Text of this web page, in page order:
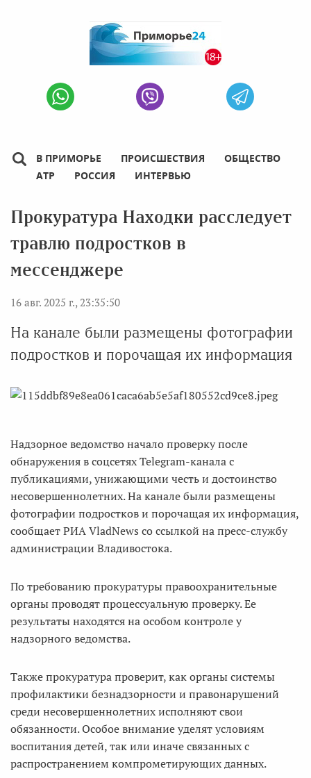
В ПРИМОРЬЕ ПРОИСШЕСТВИЯ
ОБЩЕСТВО
АТР
РОССИЯ ИНТЕРВЬЮ
Прокуратура Находки расследует
травлю подростков в
мессенджере
16 авг. 2025 г., 23:35:50
На канале были размещены фотографии
подростков и порочащая их информация
Надзорное ведомство начало проверку после
обнаружения в соцсетях Telegram-канала с
публикациями, унижающими честь и достоинство
несовершеннолетних. На канале были размещены
фотографии подростков и порочащая их информация,
сообщает РИА VladNews со ссылкой на пресс-службу
администрации Владивостока.
По требованию прокуратуры правоохранительные
органы проводят процессуальную проверку. Ее
результаты находятся на особом контроле у
надзорного ведомства.
Также прокуратура проверит, как органы системы
профилактики безнадзорности и правонарушений
среди несовершеннолетних исполняют свои
обязанности. Особое внимание уделят условиям
воспитания детей, так или иначе связанных с
распространением компрометирующих данных.